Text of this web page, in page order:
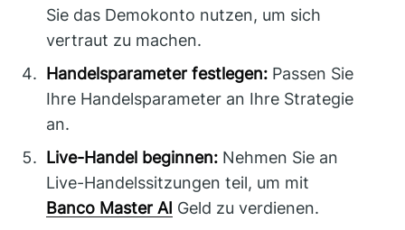
Sie das Demokonto nutzen, um sich
vertraut zu machen.
Handelsparameter festlegen: Passen Sie
Ihre Handelsparameter an Ihre Strategie
an.
Live-Handel beginnen: Nehmen Sie an
Live-Handelssitzungen teil, um mit
Banco Master AI Geld zu verdienen.